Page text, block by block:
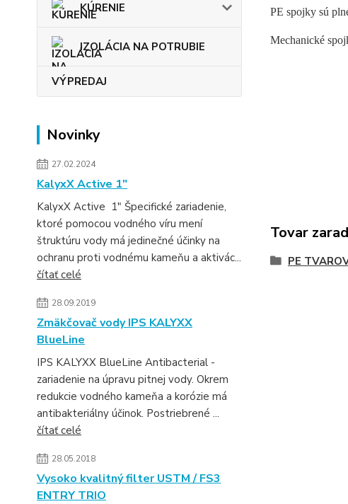
KÚRENIE
IZOLÁCIA NA POTRUBIE
VÝPREDAJ
Novinky
27.02.2024
KalyxX Active 1″
KalyxX Active 1″ Špecifické zariadenie,
ktoré pomocou vodného víru mení
štruktúru vody má jedinečné účinky na
ochranu proti vodnému kameňu a aktivác...
čítať celé
28.09.2019
Zmäkčovač vody IPS KALYXX
BlueLine
IPS KALYXX BlueLine Antibacterial -
zariadenie na úpravu pitnej vody. Okrem
redukcie vodného kameňa a korózie má
antibakteriálny účinok. Postriebrené ...
čítať celé
28.05.2018
Vysoko kvalitný filter USTM / FS3
ENTRY TRIO
PE spojky sú
Mechanické
Tovar
PE